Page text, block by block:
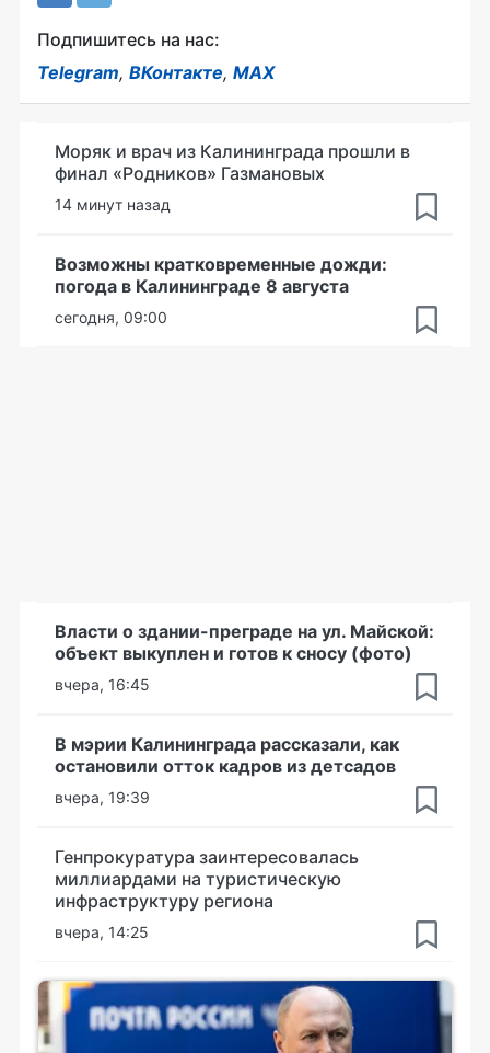
Подпишитесь на нас:
Telegram, ВКонтакте, MAX
Моряк и врач из Калининграда прошли в
финал «Родников» Газмановых
14 минут назад
Возможны кратковременные дожди:
погода в Калининграде 8 августа
сегодня, 09:00
Власти о здании-преграде на ул. Майской:
объект выкуплен и готов к сносу (фото)
вчера, 16:45
В мэрии Калининграда рассказали, как
остановили отток кадров из детсадов
вчера, 19:39
Генпрокуратура заинтересовалась
миллиардами на туристическую
инфраструктуру региона
вчера, 14:25